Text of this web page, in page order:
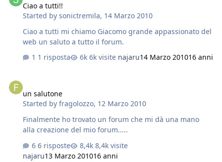
Ciao a tutti!!
Started bysonictremila, 14 Marzo 2010
Ciao a tutti mi chiamo Giacomo grande appassionato del
web un saluto a tutto il forum.
1 risposta
6k visite najaru14 Marzo 201016 anni
un salutone
Started byfragolozzo, 12 Marzo 2010
Finalmente ho trovato un forum che mi dà una mano
alla creazione del mio forum.....
6 risposte
8,4k visite
najaru13 Marzo 201016 anni